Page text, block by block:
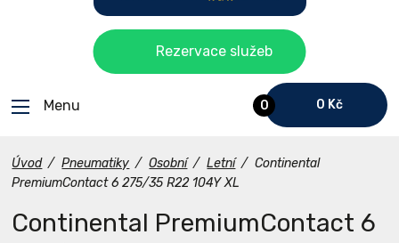
0 0 Kč
Menu
Rezervace služeb
Úvod / Pneumatiky / Osobní / Letní / Continental
PremiumContact 6 275/35 R22 104Y XL
Continental PremiumContact 6